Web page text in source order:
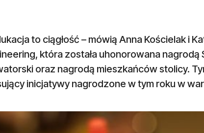
to ciągłość – mówią Anna Kościelak i
która została uhonorowana nagrodą
oraz nagrodą mieszkańców stolicy.
inicjatywy nagrodzone w tym roku w